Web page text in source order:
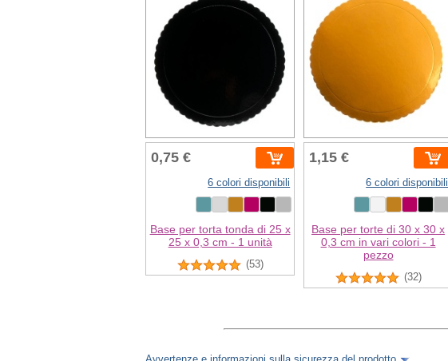
0,75 €
6 colori disponibili
Base per torta tonda di 25 x
25 x 0,3 cm - 1 unità
(53)
1,15 €
6 colori disponibili
Base per torte di 30 x 30 x
0,3 cm in vari colori - 1
pezzo
(32)